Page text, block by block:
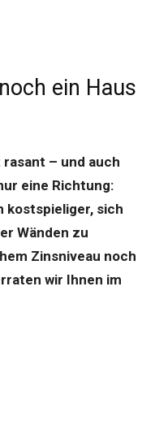
ein Haus
– und auch
eine Richtung:
kostspieliger, sich
Wänden zu
Zinsniveau noch
wir Ihnen im